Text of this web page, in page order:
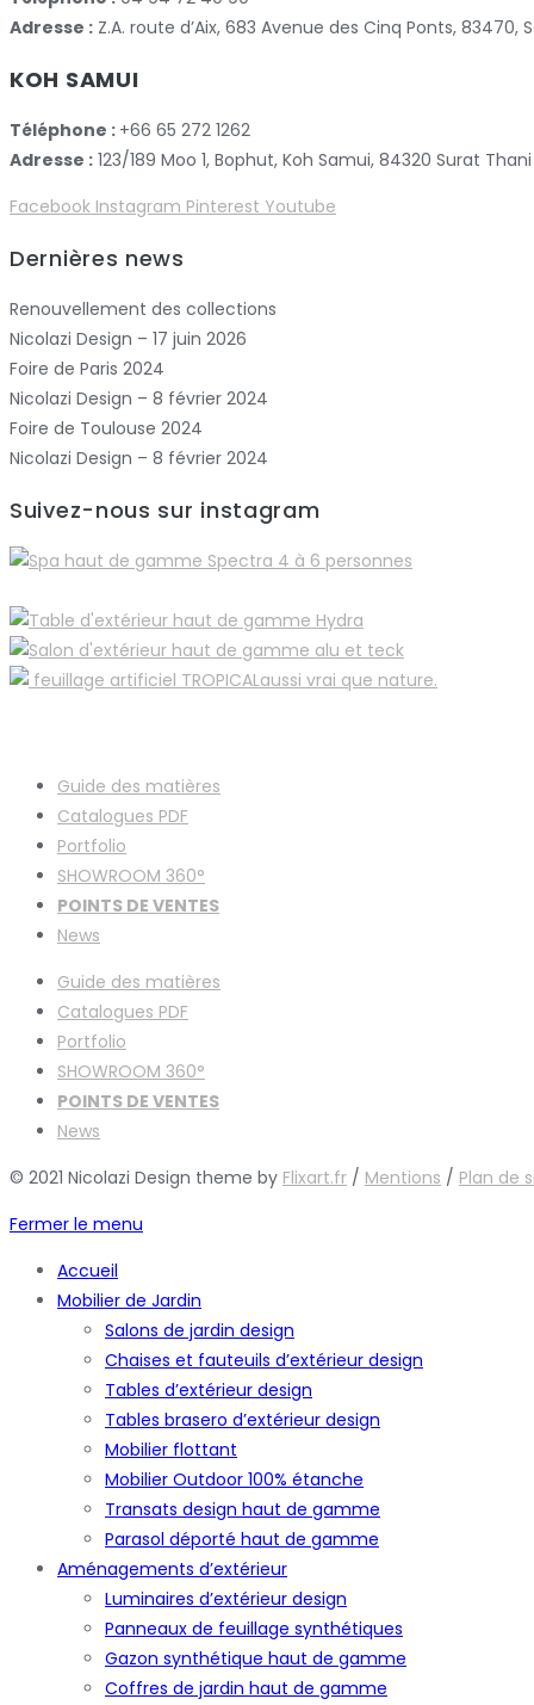
Adresse : Z.A. route d’Aix, 683 Avenue des Cinq Ponts,
KOH SAMUI
Téléphone : +66 65 272 1262
Adresse : 123/189 Moo 1, Bophut, Koh Samui, 84320 Surat Thani
Facebook Instagram Pinterest Youtube
Dernières news
Renouvellement des collections
Nicolazi Design – 17 juin 2026
Foire de Paris 2024
Nicolazi Design – 8 février 2024
Foire de Toulouse 2024
Nicolazi Design – 8 février 2024
Suivez-nous sur instagram
Guide des matières
Catalogues PDF
Portfolio
SHOWROOM 360°
POINTS DE VENTES
News
Guide des matières
Catalogues PDF
Portfolio
SHOWROOM 360°
POINTS DE VENTES
News
© 2021 Nicolazi Design theme by Flixart.fr / Mentions / Plan de
Fermer le menu
Accueil
Mobilier de Jardin
Salons de jardin design
Chaises et fauteuils d’extérieur design
Tables d’extérieur design
Tables brasero d’extérieur design
Mobilier flottant
Mobilier Outdoor 100% étanche
Transats design haut de gamme
Parasol déporté haut de gamme
Aménagements d’extérieur
Luminaires d’extérieur design
Panneaux de feuillage synthétiques
Gazon synthétique haut de gamme
Coffres de jardin haut de gamme